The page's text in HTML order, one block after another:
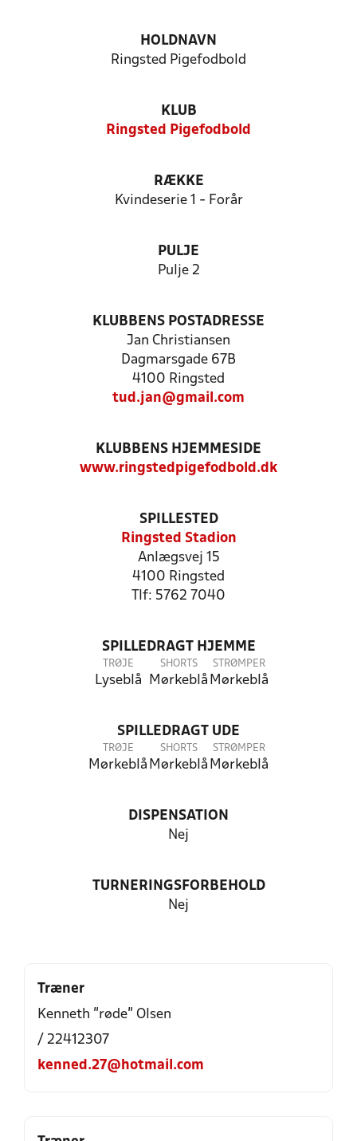
HOLDNAVN
Ringsted Pigefodbold
KLUB
Ringsted Pigefodbold
RÆKKE
Kvindeserie 1 - Forår
PULJE
Pulje 2
KLUBBENS POSTADRESSE
Jan Christiansen
Dagmarsgade 67B
4100 Ringsted
tud.jan@gmail.com
KLUBBENS HJEMMESIDE
www.ringstedpigefodbold.dk
SPILLESTED
Ringsted Stadion
Anlægsvej 15
4100 Ringsted
Tlf: 5762 7040
SPILLEDRAGT HJEMME
TRØJE
Lyseblå
SHORTS
Mørkeblå
STRØMPER
Mørkeblå
SPILLEDRAGT UDE
TRØJE
Mørkeblå
SHORTS
Mørkeblå
STRØMPER
Mørkeblå
DISPENSATION
Nej
TURNERINGSFORBEHOLD
Nej
Træner
Kenneth "røde" Olsen
/ 22412307
kenned.27@hotmail.com